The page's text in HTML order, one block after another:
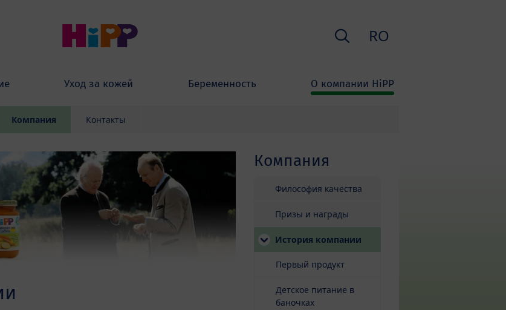
Уход за кожей Беременность О компании HiPP
ПоискRO
Компания Контакты
Компания
Философия качества
Призы и награды
История компании
Первый продукт
Детское питание в
баночках